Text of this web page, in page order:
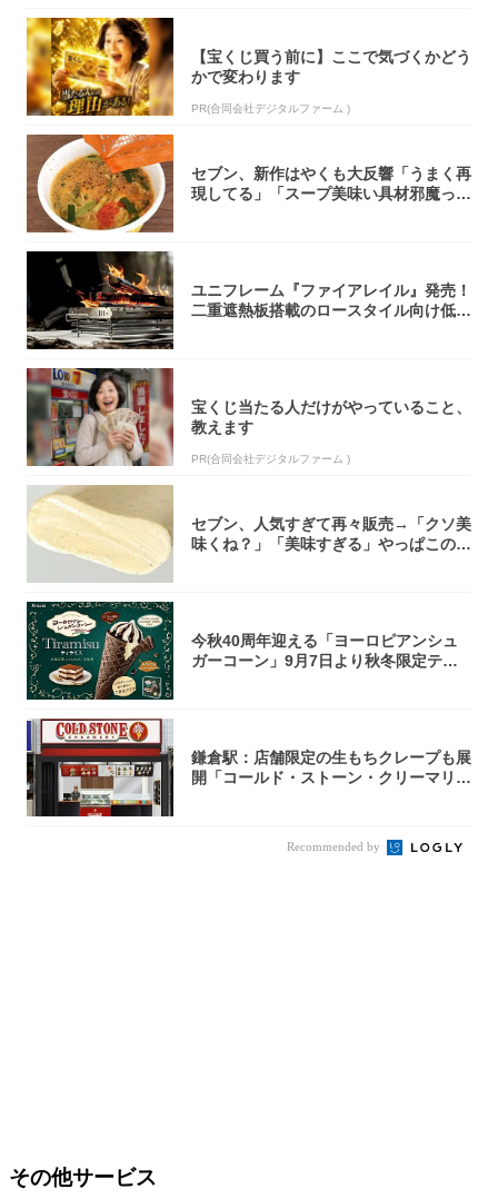
【宝くじ買う前に】ここで気づくかどう
かで変わります
PR(合同会社デジタルファーム )
セブン、新作はやくも大反響「うまく再
現してる」「スープ美味い具材邪魔って
ユニフレーム『ファイアレイル』発売！
二重遮熱板搭載のロースタイル向け低型
宝くじ当たる人だけがやっていること、
教えます
PR(合同会社デジタルファーム )
セブン、人気すぎて再々販売→「クソ美
味くね？」「美味すぎる」やっぱこのク
今秋40周年迎える「ヨーロピアンシュ
ガーコーン」9月7日より秋冬限定ティ
鎌倉駅：店舗限定の生もちクレープも展
開「コールド・ストーン・クリーマリ
Recommended by
その他サービス